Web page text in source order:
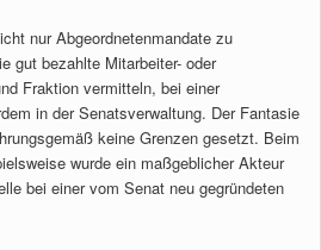
nur Abgeordnetenmandate zu
gut bezahlte Mitarbeiter- oder
Fraktion vermitteln, bei einer
in der Senatsverwaltung. Der Fantasie
keine Grenzen gesetzt. Beim
wurde ein maßgeblicher Akteur
bei einer vom Senat neu gegründeten